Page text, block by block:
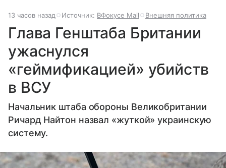
13 часов назад Источник: ВФокусе Mail Внешняя политика
Глава Генштаба Британии
ужаснулся
«геймификацией» убийств
в ВСУ
Начальник штаба обороны Великобритании
Ричард Найтон назвал «жуткой» украинскую
систему.